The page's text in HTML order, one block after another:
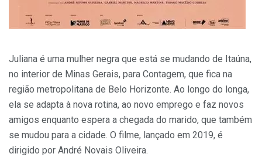
Juliana é uma mulher negra que está se mudando de Itaúna,
no interior de Minas Gerais, para Contagem, que fica na
região metropolitana de Belo Horizonte. Ao longo do longa,
ela se adapta à nova rotina, ao novo emprego e faz novos
amigos enquanto espera a chegada do marido, que também
se mudou para a cidade. O filme, lançado em 2019, é
dirigido por André Novais Oliveira.